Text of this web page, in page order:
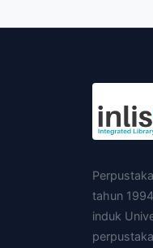
tahun
induk